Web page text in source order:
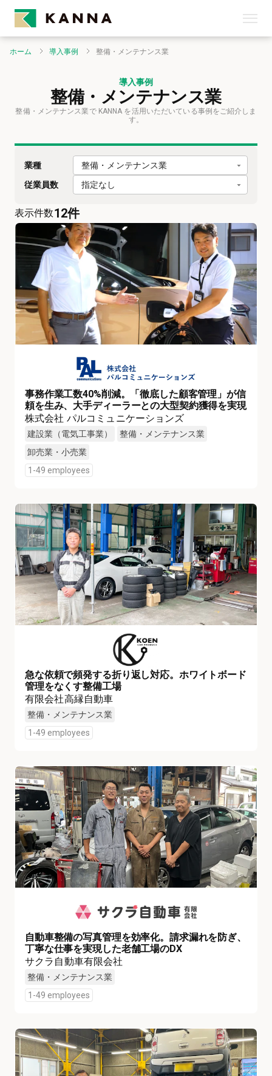
ホーム 導入事例 整備・メンテナンス業
導入事例
整備・メンテナンス業
整備・メンテナンス業で KANNA を活用いただいている事例をご紹介しま
す。
業種 整備・メンテナンス業
従業員数 指定なし
表示件数12件
事務作業工数40%削減。「徹底した顧客管理」が信
頼を生み、大手ディーラーとの大型契約獲得を実現
株式会社 パルコミュニケーションズ
建設業（電気工事業）
整備・メンテナンス業
卸売業・小売業
1-49 employees
急な依頼で頻発する折り返し対応。ホワイトボード
管理をなくす整備工場
有限会社高縁自動車
整備・メンテナンス業
1-49 employees
自動車整備の写真管理を効率化。請求漏れを防ぎ、
丁寧な仕事を実現した老舗工場のDX
サクラ自動車有限会社
整備・メンテナンス業
1-49 employees